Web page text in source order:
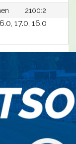
2100:2
17.0, 16.0